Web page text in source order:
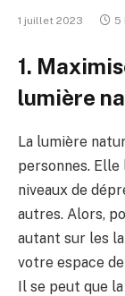
1 juillet 2023 5
1.
lumière
La lumière
personnes.
niveaux de
autres. Alors,
autant sur les
votre espace
Il se peut que